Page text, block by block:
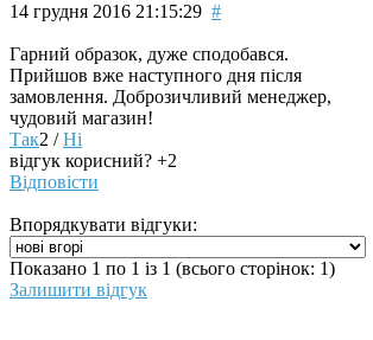
14 грудня 2016 21:15:29 #
Гарний образок, дуже сподобався.
Прийшов вже наступного дня після
замовлення. Доброзичливий менеджер,
чудовий магазин!
Так2 /Ні
відгук корисний? +2
Відповісти
Впорядкувати відгуки:
Показано 1 по 1 із 1 (всього сторінок: 1)
Залишити відгук